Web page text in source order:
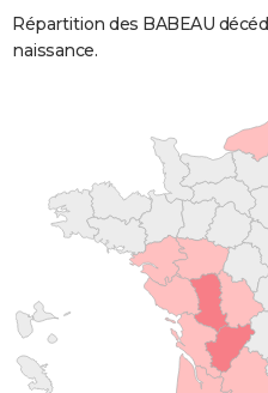
Répartition des BABEAU
naissance.